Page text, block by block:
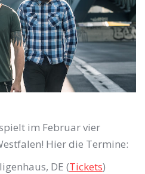
im Februar vier
Hier die Termine:
DE (Tickets)